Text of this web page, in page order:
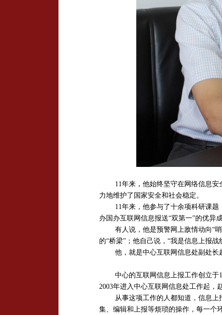
11年来，他始终坚守在网络信息
力地维护了国家安全和社会稳定。
11年来，他参与了十余项科研课
办国办互联网信息报送“双第一”的优异
有人说，他是预警网上敌情动向“
的“桥梁”；他自己说，“我是信息上报战
他，就是中心互联网信息处副处长
中心的互联网信息上报工作创立于
2003年进入中心互联网信息处工作起，
从事这项工作的人都知道，信息
集、编辑和上报等烦琐的操作，每一个